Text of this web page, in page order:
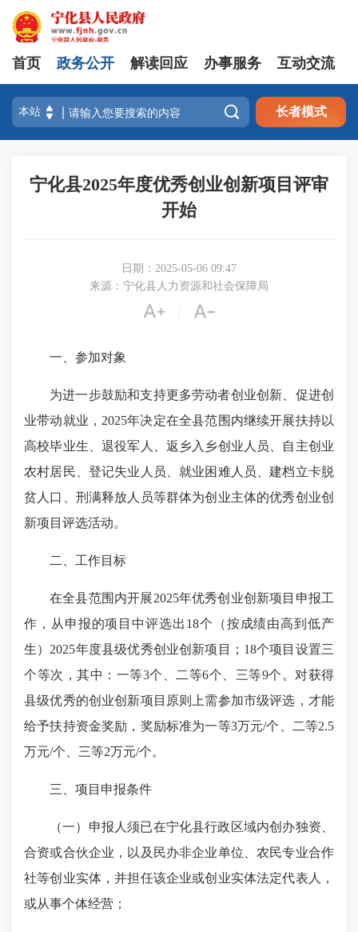
首页 政务公开 解读回应 办事服务 互动交流
 长者模式
宁化县2025年度优秀创业创新项目评审
开始
日期：2025-05-06 09:47
来源：宁化县人力资源和社会保障局
 
一、参加对象
为进一步鼓励和支持更多劳动者创业创新、促进创
业带动就业，2025年决定在全县范围内继续开展扶持以
高校毕业生、退役军人、返乡入乡创业人员、自主创业
农村居民、登记失业人员、就业困难人员、建档立卡脱
贫人口、刑满释放人员等群体为创业主体的优秀创业创
新项目评选活动。
二、工作目标
在全县范围内开展2025年优秀创业创新项目申报工
作，从申报的项目中评选出18个（按成绩由高到低产
生）2025年度县级优秀创业创新项目；18个项目设置三
个等次，其中：一等3个、二等6个、三等9个。对获得
县级优秀的创业创新项目原则上需参加市级评选，才能
给予扶持资金奖励，奖励标准为一等3万元/个、二等2.5
万元/个、三等2万元/个。
三、项目申报条件
（一）申报人须已在宁化县行政区域内创办独资、
合资或合伙企业，以及民办非企业单位、农民专业合作
社等创业实体，并担任该企业或创业实体法定代表人，
或从事个体经营；